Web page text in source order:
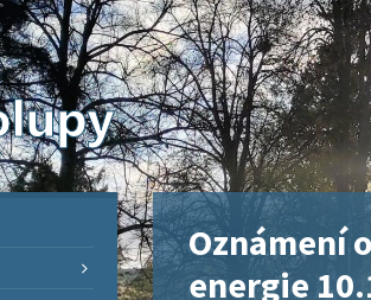
Oznámení
energie